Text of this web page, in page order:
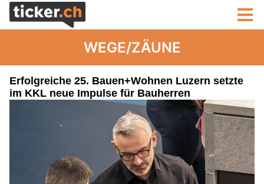
WEGE/ZÄUNE
Erfolgreiche 25. Bauen+Wohnen Luzern setzte
im KKL neue Impulse für Bauherren